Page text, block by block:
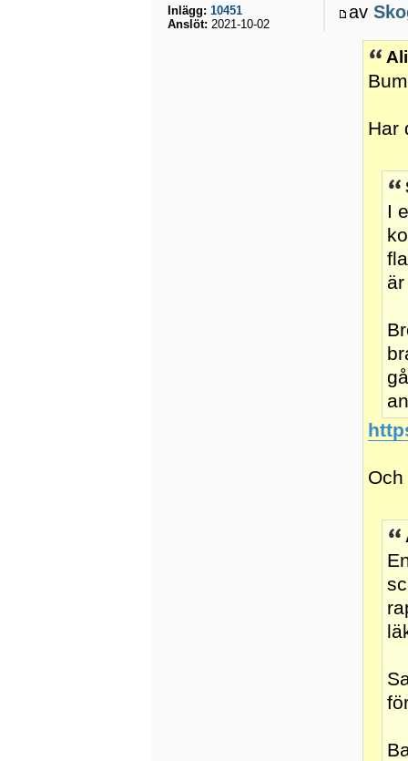
av
Har
I
Inlägg: 10451
Anslöt: 2021-10-02